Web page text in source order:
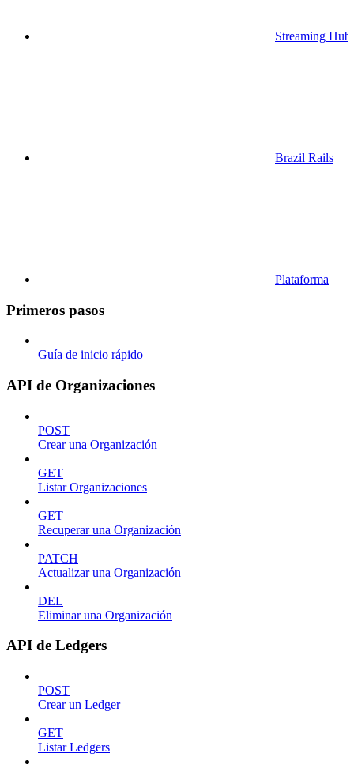
Streaming Hub
Brazil Rails
Plataforma
Primeros pasos
Guía de inicio rápido
API de Organizaciones
POST
Crear una Organización
GET
Listar Organizaciones
GET
Recuperar una Organización
PATCH
Actualizar una Organización
DEL
Eliminar una Organización
API de Ledgers
POST
Crear un Ledger
GET
Listar Ledgers